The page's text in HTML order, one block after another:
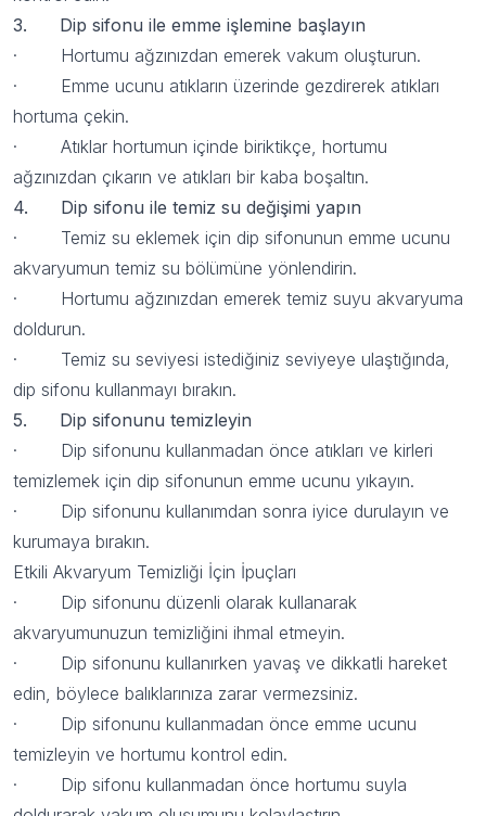
3. Dip sifonu ile emme işlemine başlayın
· Hortumu ağzınızdan emerek vakum oluşturun.
· Emme ucunu atıkların üzerinde gezdirerek atıkları
hortuma çekin.
· Atıklar hortumun içinde biriktikçe, hortumu
ağzınızdan çıkarın ve atıkları bir kaba boşaltın.
4. Dip sifonu ile temiz su değişimi yapın
· Temiz su eklemek için dip sifonunun emme ucunu
akvaryumun temiz su bölümüne yönlendirin.
· Hortumu ağzınızdan emerek temiz suyu akvaryuma
doldurun.
· Temiz su seviyesi istediğiniz seviyeye ulaştığında,
dip sifonu kullanmayı bırakın.
5. Dip sifonunu temizleyin
· Dip sifonunu kullanmadan önce atıkları ve kirleri
temizlemek için dip sifonunun emme ucunu yıkayın.
· Dip sifonunu kullanımdan sonra iyice durulayın ve
kurumaya bırakın.
Etkili Akvaryum Temizliği İçin İpuçları
· Dip sifonunu düzenli olarak kullanarak
akvaryumunuzun temizliğini ihmal etmeyin.
· Dip sifonunu kullanırken yavaş ve dikkatli hareket
edin, böylece balıklarınıza zarar vermezsiniz.
· Dip sifonunu kullanmadan önce emme ucunu
temizleyin ve hortumu kontrol edin.
· Dip sifonu kullanmadan önce hortumu suyla
100 TL indirim
kazan!
Mail bültenimize şimdi katılın,
anında 100 TL indirim fırsatından
yararlanın!
Kullanım Koşullarını kabul ediyorum
Kayıt Ol
E-posta adresinizi girerek pazarlama ve tanıtım ile ilgili iletişim almayı kabul
edersiniz ve Gizlilik Politikamızı okuduğunuzu ve kabul ettiğinizi onaylarsınız.